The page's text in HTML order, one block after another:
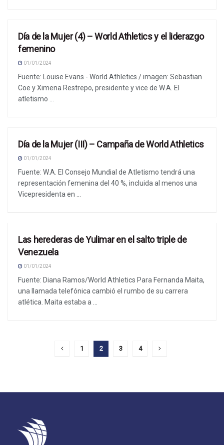
NOTICIAS
Día de la Mujer (4) – World Athletics y el liderazgo
femenino
01/01/2024
Fuente: Louise Evans - World Athletics / imagen: Sebastian
Coe y Ximena Restrepo, presidente y vice de W.A. El
atletismo ...
NOTICIAS
Día de la Mujer (III) – Campaña de World Athletics
01/01/2024
Fuente: W.A. El Consejo Mundial de Atletismo tendrá una
representación femenina del 40 %, incluida al menos una
Vicepresidenta en ...
NOTICIAS
Las herederas de Yulimar en el salto triple de
Venezuela
01/01/2024
Fuente: Diana Ramos/World Athletics Para Fernanda Maita,
una llamada telefónica cambió el rumbo de su carrera
atlética. Maita estaba a ...
1 2 3 4